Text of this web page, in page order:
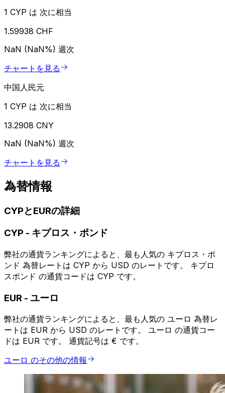
1 CYP は 次に相当
1.59938 CHF
NaN (NaN%) 週次
チャートを見る
中国人民元
1 CYP は 次に相当
13.2908 CNY
NaN (NaN%) 週次
チャートを見る
為替情報
CYPとEURの詳細
CYP - キプロス・ポンド
弊社の通貨ランキングによると、最も人気の キプロス・ポ
ンド 為替レートは CYP から USD のレートです。 キプロ
スポンド の通貨コードは CYP です。
EUR - ユーロ
弊社の通貨ランキングによると、最も人気の ユーロ 為替レ
ートは EUR から USD のレートです。 ユーロ の通貨コー
ドは EUR です。 通貨記号は € です。
ユーロ のその他の情報